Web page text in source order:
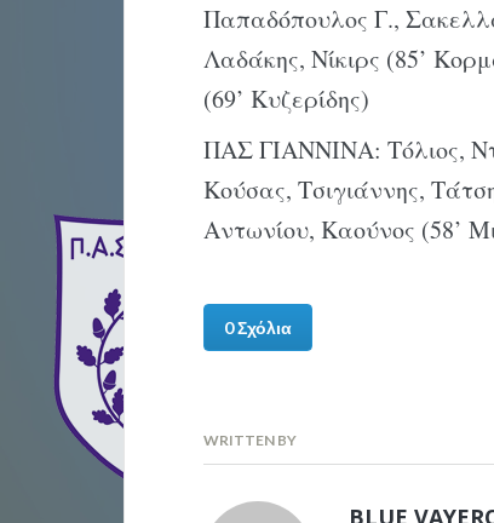
Παπαδόπουλος Γ.,
Λαδάκης, Νίκιρς (85’
(69’ Κυζερίδης)
ΠΑΣ ΓΙΑΝΝΙΝΑ: Τόλιος,
Κούσας, Τσιγιάννης,
Αντωνίου, Καούνος (58’
0 Σχόλια
WRITTEN BY